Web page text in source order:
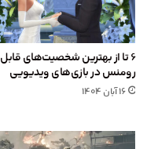
۶ تا از بهترین شخصیت‌های قابل
رومنس در بازی‌های ویدیویی
۱۶ آبان ۱۴۰۴